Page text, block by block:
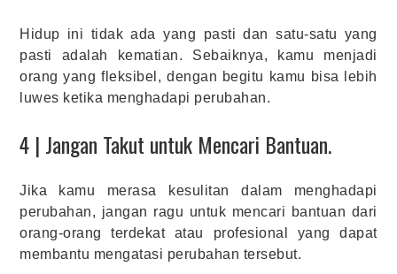
Hidup ini tidak ada yang pasti dan satu-satu yang
pasti adalah kematian. Sebaiknya, kamu menjadi
orang yang fleksibel, dengan begitu kamu bisa lebih
luwes ketika menghadapi perubahan.
4 | Jangan Takut untuk Mencari Bantuan.
Jika kamu merasa kesulitan dalam menghadapi
perubahan, jangan ragu untuk mencari bantuan dari
orang-orang terdekat atau profesional yang dapat
membantu mengatasi perubahan tersebut.